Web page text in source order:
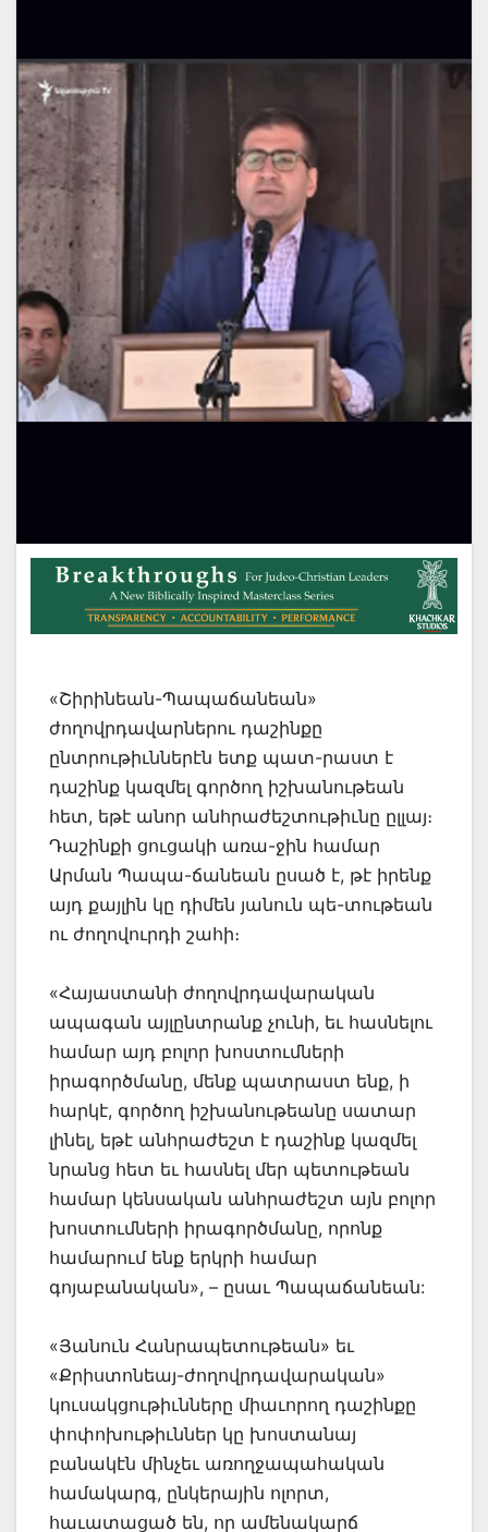
«Շիրինեան-Պապաճանեան»
ժողովրդավարներու դաշինքը
ընտրութիւններէն ետք պատ-րաստ է
դաշինք կազմել գործող իշխանութեան
հետ, եթէ անոր անհրաժեշտութիւնը ըլլայ։
Դաշինքի ցուցակի առա-ջին համար
Արման Պապա-ճանեան ըսած է, թէ իրենք
այդ քայլին կը դիմեն յանուն պե-տութեան
ու ժողովուրդի շահի։
«Հայաստանի ժողովրդավարական
ապագան այլընտրանք չունի, եւ հասնելու
համար այդ բոլոր խոստումների
իրագործմանը, մենք պատրաստ ենք, ի
հարկէ, գործող իշխանութեանը սատար
լինել, եթէ անհրաժեշտ է դաշինք կազմել
նրանց հետ եւ հասնել մեր պետութեան
համար կենսական անհրաժեշտ այն բոլոր
խոստումների իրագործմանը, որոնք
համարում ենք երկրի համար
գոյաբանական», – ըսաւ Պապաճանեան:
«Յանուն Հանրապետութեան» եւ
«Քրիստոնեայ-ժողովրդավարական»
կուսակցութիւնները միաւորող դաշինքը
փոփոխութիւններ կը խոստանայ
բանակէն մինչեւ առողջապահական
համակարգ, ընկերային ոլորտ,
հաւատացած են, որ ամենակարճ